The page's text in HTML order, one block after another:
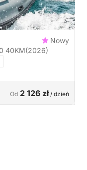
Nowy
Łódź bez patentu EceMarine EM 550 40KM(2026)
Od 2 126 zł/ dzień